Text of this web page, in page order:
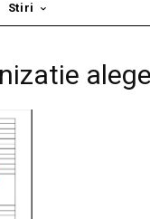
Stiri